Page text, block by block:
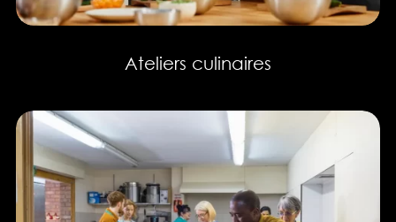
Ateliers culinaires